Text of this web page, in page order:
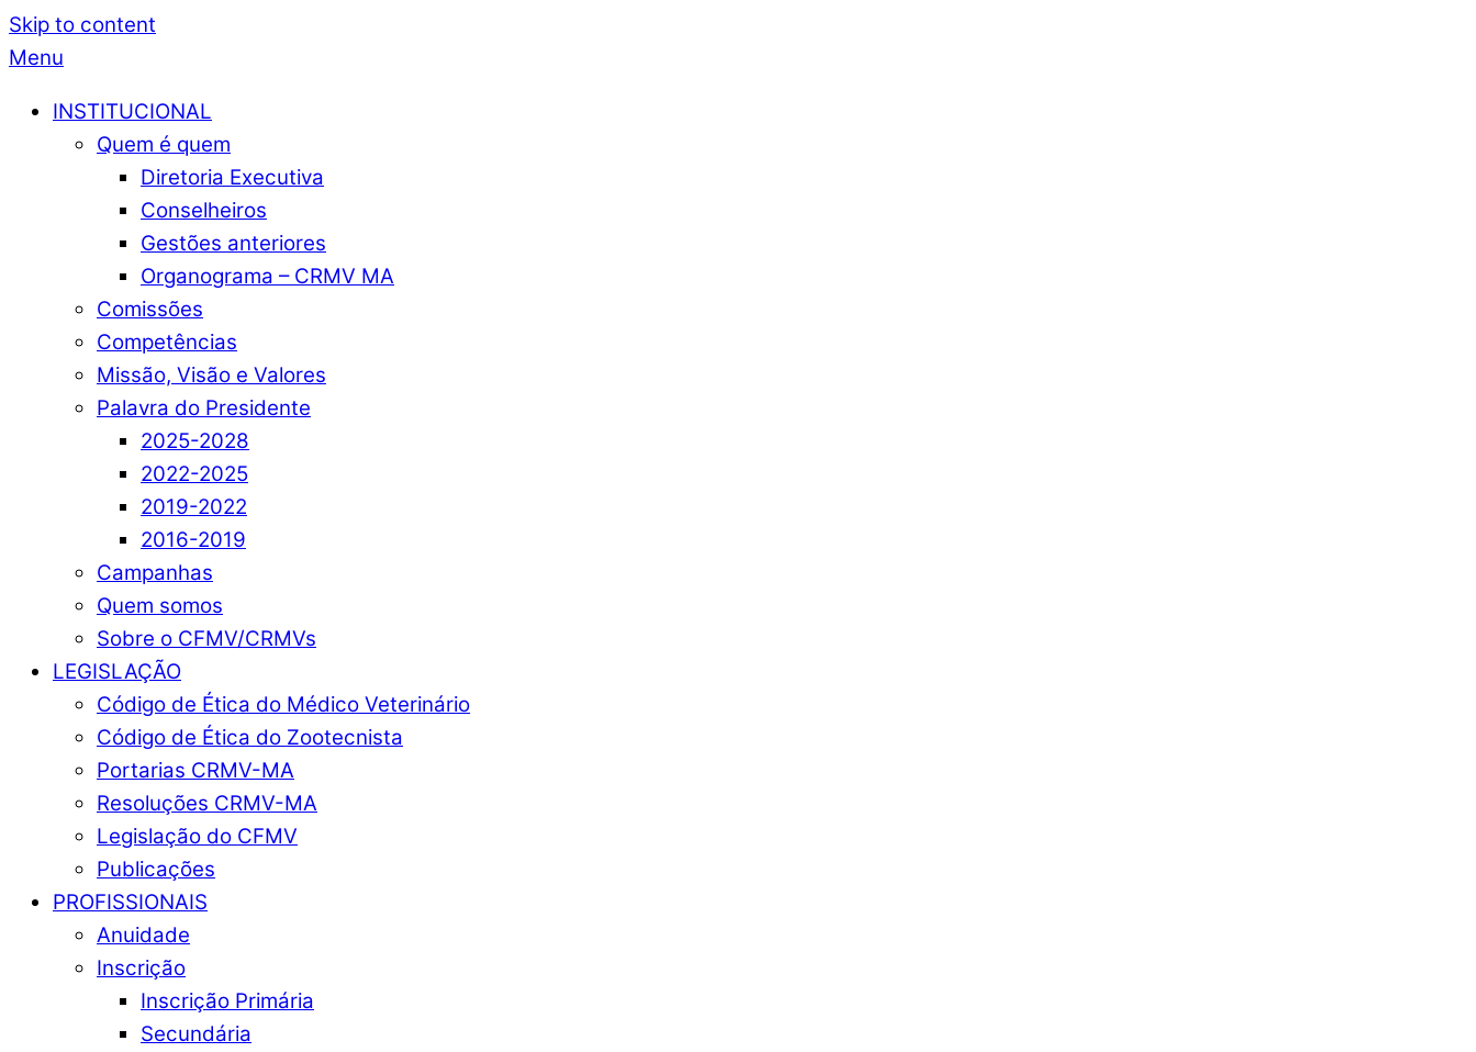
Skip to content
Menu
INSTITUCIONAL
Quem é quem
Diretoria Executiva
Conselheiros
Gestões anteriores
Organograma – CRMV MA
Comissões
Competências
Missão, Visão e Valores
Palavra do Presidente
2025-2028
2022-2025
2019-2022
2016-2019
Campanhas
Quem somos
Sobre o CFMV/CRMVs
LEGISLAÇÃO
Código de Ética do Médico Veterinário
Código de Ética do Zootecnista
Portarias CRMV-MA
Resoluções CRMV-MA
Legislação do CFMV
Publicações
PROFISSIONAIS
Anuidade
Inscrição
Inscrição Primária
Secundária